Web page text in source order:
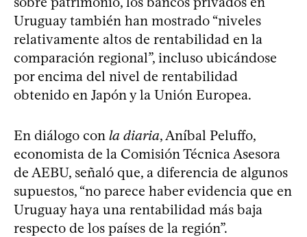
Uruguay también han mostrado “niveles
relativamente altos de rentabilidad en la
comparación regional”, incluso ubicándose
por encima del nivel de rentabilidad
obtenido en Japón y la Unión Europea.
En diálogo con la diaria, Aníbal Peluffo,
economista de la Comisión Técnica Asesora
de AEBU, señaló que, a diferencia de algunos
supuestos, “no parece haber evidencia que en
Uruguay haya una rentabilidad más baja
respecto de los países de la región”.